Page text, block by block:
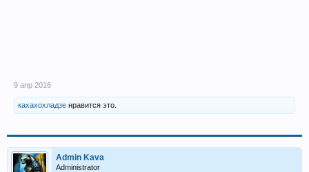
9 апр 2016
кахахохладзе нравится это.
Admin Kava
Administrator